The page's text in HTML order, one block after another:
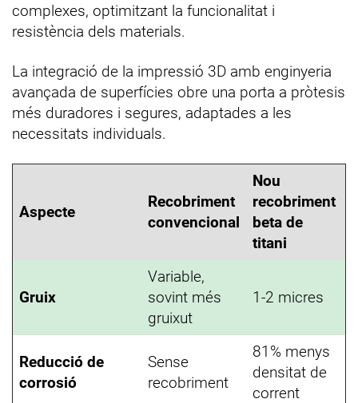
complexes, optimitzant la funcionalitat i
resistència dels materials.
La integració de la impressió 3D amb enginyeria
avançada de superfícies obre una porta a pròtesis
més duradores i segures, adaptades a les
necessitats individuals.
Aspecte
Recobriment
convencional
Nou
recobriment
beta de
titani
Gruix
Variable,
sovint més
gruixut
1-2 micres
Reducció de
corrosió
Sense
recobriment
81% menys
densitat de
corrent